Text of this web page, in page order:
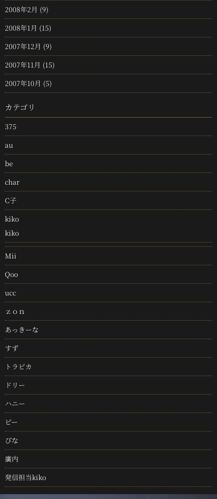
2008年2月 (9)
2008年1月 (15)
2007年12月 (9)
2007年11月 (15)
2007年10月 (5)
カテゴリ
375
au
be
char
C子
kiko
kiko
Mii
Qoo
ucc
ｚｏｎ
あっきーな
すず
トラピカ
ドリー
ハニー
ピー
ぴな
廣内
発信担当kiko